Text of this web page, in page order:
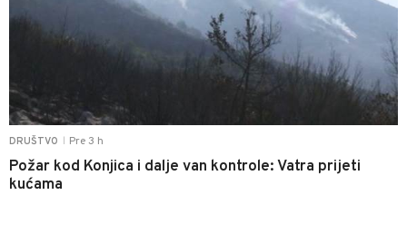
DRUŠTVO Pre 3 h
Požar kod Konjica i dalje van kontrole: Vatra prijeti
kućama